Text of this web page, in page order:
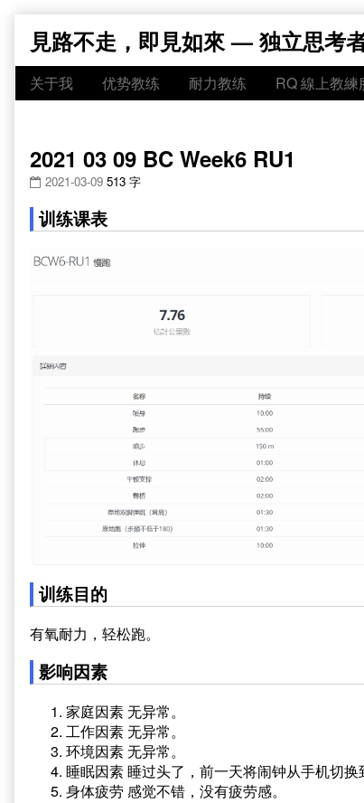
content
見路不走，即見如來 — 独立思考
关于我 优势教练 耐力教练 RQ 線上教練
2021 03 09 BC Week6 RU1
2021-03-09 513 字
训练课表
训练目的
有氧耐力，轻松跑。
影响因素
家庭因素 无异常。
工作因素 无异常。
环境因素 无异常。
睡眠因素 睡过头了，前一天将闹钟从手机切
身体疲劳 感觉不错，没有疲劳感。